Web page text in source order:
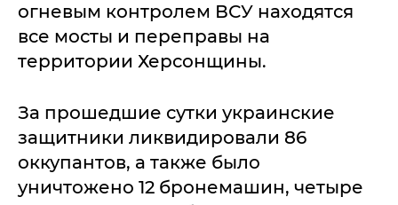
огневым контролем ВСУ находятся
все мосты и переправы на
территории Херсонщины.
За прошедшие сутки украинские
защитники ликвидировали 86
оккупантов, а также было
уничтожено 12 бронемашин, четыре